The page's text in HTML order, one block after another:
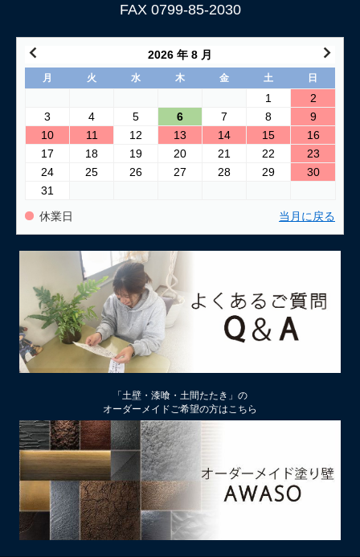
FAX 0799-85-2030
2026 年 8 月
月 火 水 木 金 土 日
1
2
3
4 5 6 7 8
9
10
11 12 13 14 15
16
17
18 19 20 21 22
23
24
25 26 27 28 29
30
31
休業日 当月に戻る
「土壁・漆喰・土間たたき」の
オーダーメイドご希望の方はこちら